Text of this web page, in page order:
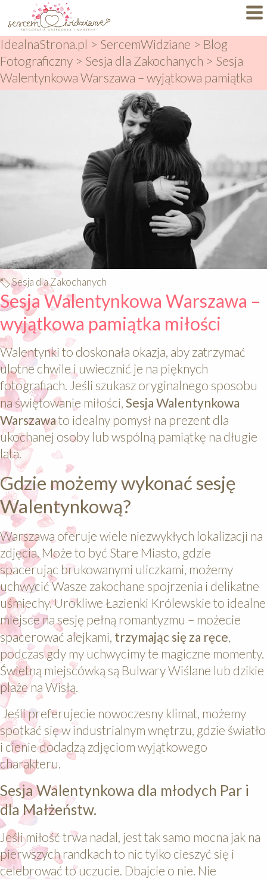
Dlaczego My?
Specjalizacje
Portfolio
BLOG
FAQ
Autorskie Projekty
Oferty
IdealnaStrona.pl > SercemWidziane > Blog
Fotograficzny > Sesja dla Zakochanych > Sesja
Walentynkowa Warszawa – wyjątkowa pamiątka
miłości
Sesja dla Zakochanych
Sesja Walentynkowa Warszawa –
wyjątkowa pamiątka miłości
Walentynki to doskonała okazja, aby zatrzymać
ulotne chwile i uwiecznić je na pięknych
fotografiach. Jeśli szukasz oryginalnego sposobu
na świętowanie miłości, Sesja Walentynkowa
Warszawa to idealny pomysł na prezent dla
ukochanej osoby lub wspólną pamiątkę na długie
lata.
Gdzie możemy wykonać sesję
Walentynkową?
Warszawa oferuje wiele niezwykłych lokalizacji na
zdjęcia. Może to być Stare Miasto, gdzie
spacerując brukowanymi uliczkami, możemy
uchwycić Wasze zakochane spojrzenia i delikatne
uśmiechy. Urokliwe Łazienki Królewskie to idealne
miejsce na sesję pełną romantyzmu – możecie
spacerować alejkami, trzymając się za ręce
podczas gdy my uchwycimy te magiczne momenty.
Świetną miejscówką są Bulwary Wiślane lub dzikie
plaże na Wisłą.
Jeśli preferujecie nowoczesny klimat, możemy
spotkać się w industrialnym wnętrzu, gdzie światło
i cienie dodadzą zdjęciom wyjątkowego
charakteru.
Sesja Walentynkowa dla młodych Par i
dla Małżeństw.
Jeśli miłość trwa nadal, jest tak samo mocna jak na
pierwszych randkach to nic tylko cieszyć się i
celebrować to uczucie. Dbajcie o nie. Nie